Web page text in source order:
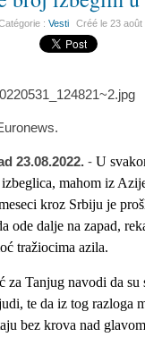
:Vesti Créé le23 août
23.08.2022. -U
mahom iz
kroz Srbiju je
ode dalje na zapad,
tražiocima azila.
za Tanjug navodi da su
te da iz tog razloga
bez krova nad